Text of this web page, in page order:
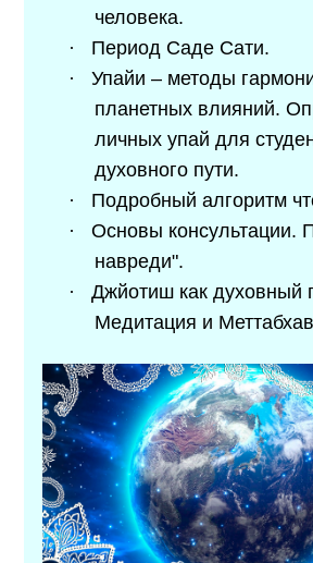
человека.
· Период Саде Сати.
·Упайи – методы
планетных влияний.
личных упай для
духовного пути.
· Подробный алгоритм
·Основы консультации.
навреди".
·Джйотиш как духовный
Медитация и